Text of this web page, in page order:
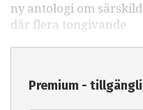
ny antologi om
där flera tongivande
Premium -